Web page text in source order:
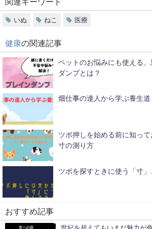
いぬ ねこ 医療
健康の関連記事
ペットのお悩みにも使える
ダンプとは？
畑仕事の達人から学ぶ養生道
ツボ押しを始める前に知って
寸の測り方
ツボを探すときに使う「寸」
おすすめ記事
世紀を超えてもいまだ魅力が